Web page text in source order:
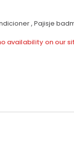
, Pajisje
availability on our